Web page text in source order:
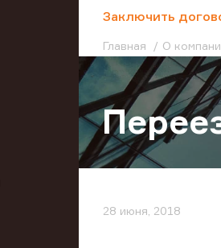
Заключить
Главная О
28 июня, 2018